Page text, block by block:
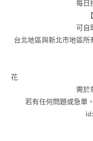
每日
可自
台北地區與新北市地區
亦可自
花
需於
若有任何問題或急單